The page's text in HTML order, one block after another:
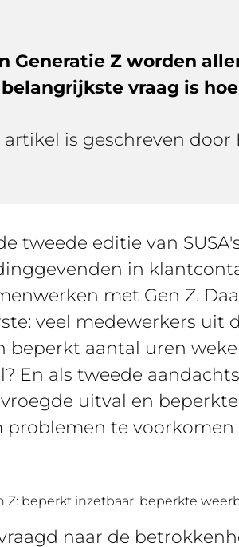
Generatie Z worden
vraag is
artikel is geschreven door
tweede editie van
in
met Gen Z.
veel medewerkers uit
beperkt aantal uren
En als tweede
uitval en
problemen te voorkomen
Z: beperkt inzetbaar, beperkte
naar de